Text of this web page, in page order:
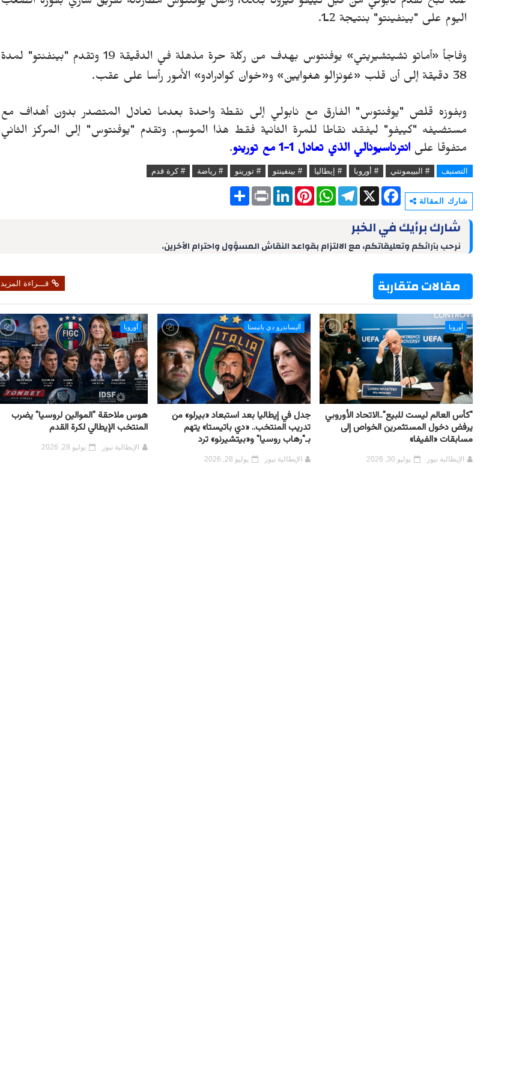
اليوم على "بينفينتو" بنتيجة 2ـ1.
وفاجأ«
أماتو تشيتشيريتي» يوفنتوس بهدف من ركلة حرة مذهلة في الدقيقة 19 وتقدم "بينفنتو" لمدة
38 دقيقة إلى أن قلب
«غونزالو هغوايين» و«خوان كوادرادو» الأمور رأسا على عقب.
وبفوزه قلص "يوفنتوس" الفارق مع نابولي إلى نقطة واحدة بعدما تعادل المتصدر بدون أهداف مع
مستضيفه "كييفو" ليفقد نقاطا للمرة الثانية فقط هذا الموسم. وتقدم "يوفنتوس" إلى المركز الثاني
متفوقا على انترناسيونالي الذي تعادل 1-1 مع تورينو .
التصنيف # البييمونتي # أوروبا # إيطاليا # بينفينتو # تورينو # رياضة # كرة قدم
شارك المقالة
S
P
r
L
I
P
e
W
h
p
T
e
g
a
X
F
a
b
o
شارك برأيك في الخبر
نرحب بآرائكم وتعليقاتكم، مع الالتزام بقواعد النقاش المسؤول واحترام الآخرين.
مقالات متقاربة قـــراءة المزيد
أوروبا
"كأس العالم ليست للبيع"..الاتحاد الأوروبي
يرفض دخول المستثمرين الخواص إلى
مسابقات «الفيفا»
الإيطالية نيوز يوليو 30, 2026
أليساندرو دي باتيستا
جدل في إيطاليا بعد استبعاد «بيرلو» من
تدريب المنتخب.. «دي باتيستا» يتهم
بـ"رهاب روسيا" و«بيتشيرنو» ترد
الإيطالية نيوز يوليو 28, 2026
أوروبا
هوس ملاحقة "الموالين لروسيا" يضرب
المنتخب الإيطالي لكرة القدم
الإيطالية نيوز يوليو 28, 2026